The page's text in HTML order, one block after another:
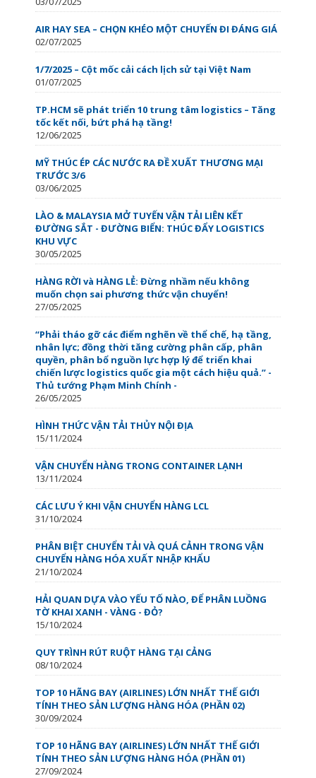
AIR HAY SEA – CHỌN KHÉO MỘT CHUYẾN ĐI ĐÁNG GIÁ
02/07/2025
1/7/2025 – Cột mốc cải cách lịch sử tại Việt Nam
01/07/2025
TP.HCM sẽ phát triển 10 trung tâm logistics – Tăng
tốc kết nối, bứt phá hạ tầng!
12/06/2025
MỸ THÚC ÉP CÁC NƯỚC RA ĐỀ XUẤT THƯƠNG MẠI
TRƯỚC 3/6
03/06/2025
LÀO & MALAYSIA MỞ TUYẾN VẬN TẢI LIÊN KẾT
ĐƯỜNG SẮT - ĐƯỜNG BIỂN: THÚC ĐẨY LOGISTICS
KHU VỰC
30/05/2025
HÀNG RỜI và HÀNG LẺ: Đừng nhầm nếu không
muốn chọn sai phương thức vận chuyển!
27/05/2025
“Phải tháo gỡ các điểm nghẽn về thể chế, hạ tầng,
nhân lực; đồng thời tăng cường phân cấp, phân
quyền, phân bổ nguồn lực hợp lý để triển khai
chiến lược logistics quốc gia một cách hiệu quả.” -
Thủ tướng Phạm Minh Chính -
26/05/2025
HÌNH THỨC VẬN TẢI THỦY NỘI ĐỊA
15/11/2024
VẬN CHUYỂN HÀNG TRONG CONTAINER LẠNH
13/11/2024
CÁC LƯU Ý KHI VẬN CHUYỂN HÀNG LCL
31/10/2024
PHÂN BIỆT CHUYỂN TẢI VÀ QUÁ CẢNH TRONG VẬN
CHUYỂN HÀNG HÓA XUẤT NHẬP KHẨU
21/10/2024
HẢI QUAN DỰA VÀO YẾU TỐ NÀO, ĐỂ PHÂN LUỒNG
TỜ KHAI XANH - VÀNG - ĐỎ?
15/10/2024
QUY TRÌNH RÚT RUỘT HÀNG TẠI CẢNG
08/10/2024
TOP 10 HÃNG BAY (AIRLINES) LỚN NHẤT THẾ GIỚI
TÍNH THEO SẢN LƯỢNG HÀNG HÓA (PHẦN 02)
30/09/2024
TOP 10 HÃNG BAY (AIRLINES) LỚN NHẤT THẾ GIỚI
TÍNH THEO SẢN LƯỢNG HÀNG HÓA (PHẦN 01)
27/09/2024